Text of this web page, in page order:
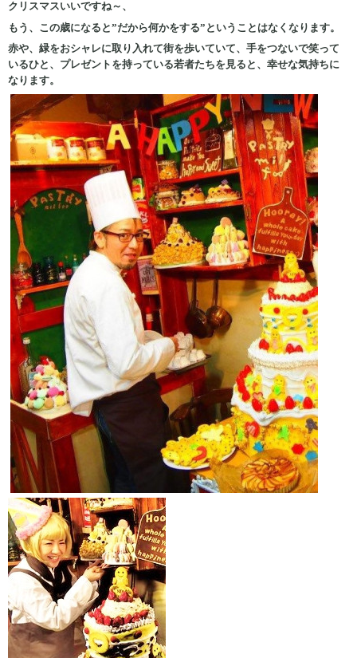
クリスマスいいですね～、
もう、この歳になると”だから何かをする”ということはなくなります。
赤や、緑をおシャレに取り入れて街を歩いていて、手をつないで笑って
いるひと、プレゼントを持っている若者たちを見ると、幸せな気持ちに
なります。